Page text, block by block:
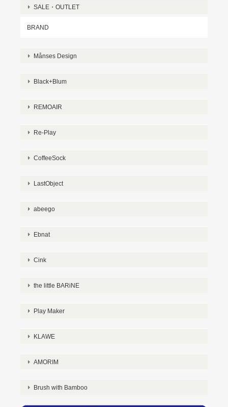
SALE・OUTLET
BRAND
Månses Design
Black+Blum
REMOAIR
Re-Play
CoffeeSock
LastObject
abeego
Ebnat
Cink
the little BARiNE
Play Maker
KLAWE
AMORIM
Brush with Bamboo